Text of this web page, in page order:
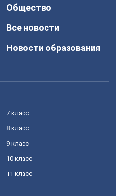
Общество
Все новости
Новости образования
7 класс
8 класс
9 класс
10 класс
11 класс